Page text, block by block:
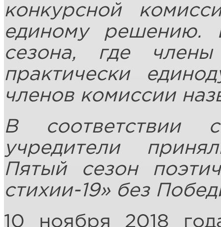
конкурсной
единому решению.
сезона, где
практически
членов комиссии
В соответствии
учредители
Пятый сезон
стихии-19» без
10 ноября 2018